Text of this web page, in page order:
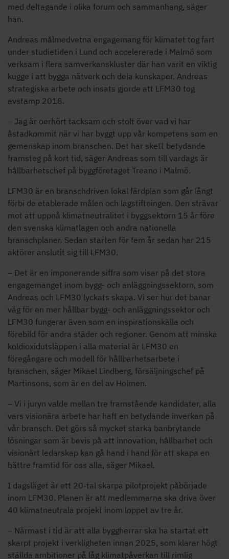
med deltagande i olika forum och sammanhang, säger
han.
Andreas målmedvetna engagemang för klimatet tog fart
under studietiden i Lund och accelererade i Malmö som
verksam i flera samverkanskluster där han varit en viktig
kugge i att bygga nätverk och dela kunskaper. Andreas
strategiska arbete och insats gjorde att LFM30 tog
avstamp 2018.
– Jag är oerhört tacksam och stolt över vad vi har
åstadkommit när vi har byggt upp vår kompetens som en
gemenskap inom branschen. Det har skett betydande
framsteg på kort tid, säger Andreas som till vardags är
hållbarhetschef på byggföretaget Treano i Malmö.
LFM30 är en branschdriven lokal färdplan som går långt
förbi de etablerade målen och lagstiftningen. Den strävar
mot att uppnå klimatneutralitet i byggsektorn 15 år före
den svenska klimatlagen och andra nationella
branschplaner. Sedan starten för fem år sedan har 215
aktörer anslutit sig till LFM30.
– Det är en imponerande siffra som visar på det stora
engagemanget inom bygg- och anläggningssektorn, som
Andreas och LFM30 lyckats skapa. Vi ser hur det banar
väg för en mer hållbar bygg- och anläggningssektor och
LFM30 fungerar även som en inspirationskälla och
förebild för andra städer och regioner. Genom att minska
koldioxidutsläppen i alla material är LFM30 en
föregångare och modell för hållbarhetsarbete i
branschen, säger Mikael Lindberg, försäljningschef på
Martinsons, som är en del av Holmen.
– Vi i juryn valde mellan tre framstående kandidater, alla
vars visionära arbete har haft en betydande inverkan på
vår bransch. Det görs så mycket starka banbrytande
lösningar som är bevis på att innovation, hållbarhet och
visionärt ledarskap kan gå hand i hand för att skapa en
bättre framtid för oss alla, säger Mikael.
I dagsläget är ett 20-tal skarpa pilotprojekt påbörjade
inom LFM30. Planen är att medlemmarna ska driva över
40 klimatneutrala projekt inom loppet av tre år.
– Närmast i tid är att alla byggherrar ska ha startat ett
skarpt projekt i verkligheten innan 2025, som klarar högt
ställda ambitioner på låg klimatpåverkan till rimlig